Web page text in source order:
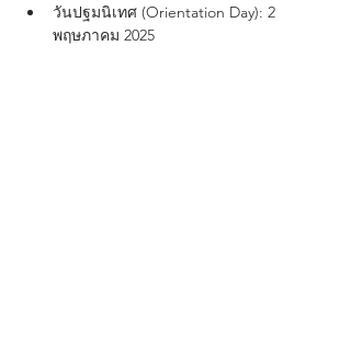
วันปฐมนิเทศ (Orientation Day): 2
พฤษภาคม 2025